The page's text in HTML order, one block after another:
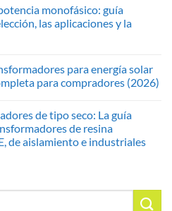
monofásico: guía
las aplicaciones y la
para energía solar
para compradores (2026)
de tipo seco: La guía
de resina
de aislamiento e industriales